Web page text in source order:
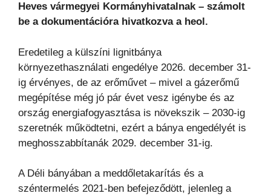
Heves vármegyei Kormányhivatalnak – számolt
be a dokumentációra hivatkozva a heol.
Eredetileg a külszíni lignitbánya
környezethasználati engedélye 2026. december 31-
ig érvényes, de az erőművet – mivel a gázerőmű
megépítése még jó pár évet vesz igénybe és az
ország energiafogyasztása is növekszik – 2030-ig
szeretnék működtetni, ezért a bánya engedélyét is
meghosszabbítanák 2029. december 31-ig.
A Déli bányában a meddőletakarítás és a
széntermelés 2021-ben befejeződött, jelenleg a